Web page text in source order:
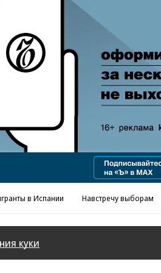
www.kommersant.ru/ad
в Испании Навстречу выборам
куки